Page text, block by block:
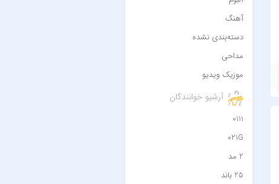
آهنگ
دسته‌بندی نشده
مداحی
موزیک ویدیو
آرشیو خوانندگان
0111
021G
2 مد
25 باند